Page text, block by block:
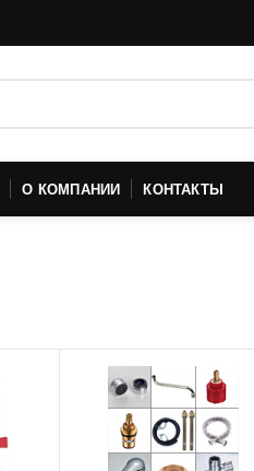
О КОМПАНИИ КОНТАКТЫ